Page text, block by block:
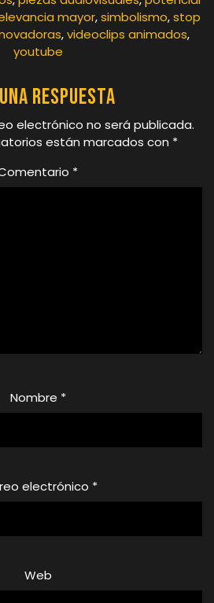
mayor,simbolismo,stop
,videoclips animados,
youtube
respuesta
electrónico no será publicada.
están marcados con *
*
Nombre *
electrónico *
Web